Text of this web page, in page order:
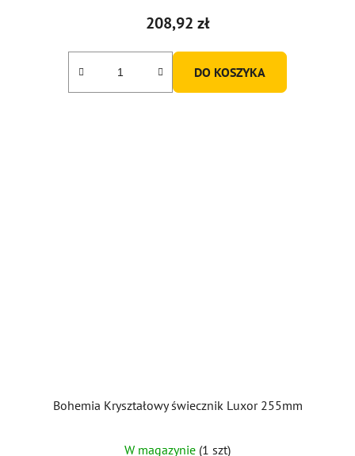
208,92 zł
DO KOSZYKA
Bohemia Kryształowy świecznik Luxor 255mm
W magazynie (1 szt)